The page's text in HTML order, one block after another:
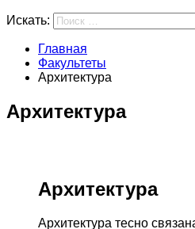
Искать:
Главная
Факультеты
Архитектура
Архитектура
Архитектура
Архитектура тесно